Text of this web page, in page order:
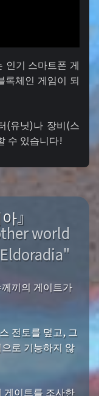
인기 스마트폰 게
록체인 게임이 되
(유닛)나 장비(스
수 있습니다!
』
world
끼의 게이트가
전토를 덮고, 그
로 기능하지 않
게이트를 조사한